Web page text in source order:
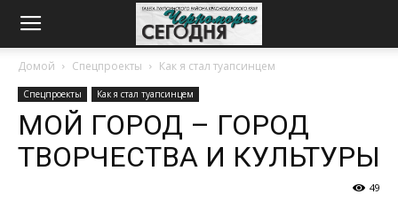
Домой Спецпроекты Как я стал туапсинцем
Спецпроекты Как я стал туапсинцем
МОЙ ГОРОД – ГОРОД
ТВОРЧЕСТВА И КУЛЬТУРЫ
49